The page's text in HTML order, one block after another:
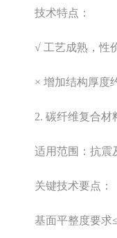
技术特点：
√ 工艺成熟，性
× 增加结构厚度约
2. 碳纤维复合材
适用范围：抗震
关键技术要点：
基面平整度要求